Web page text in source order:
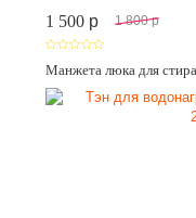
1 500 p 1 800 p
Манжета люка для